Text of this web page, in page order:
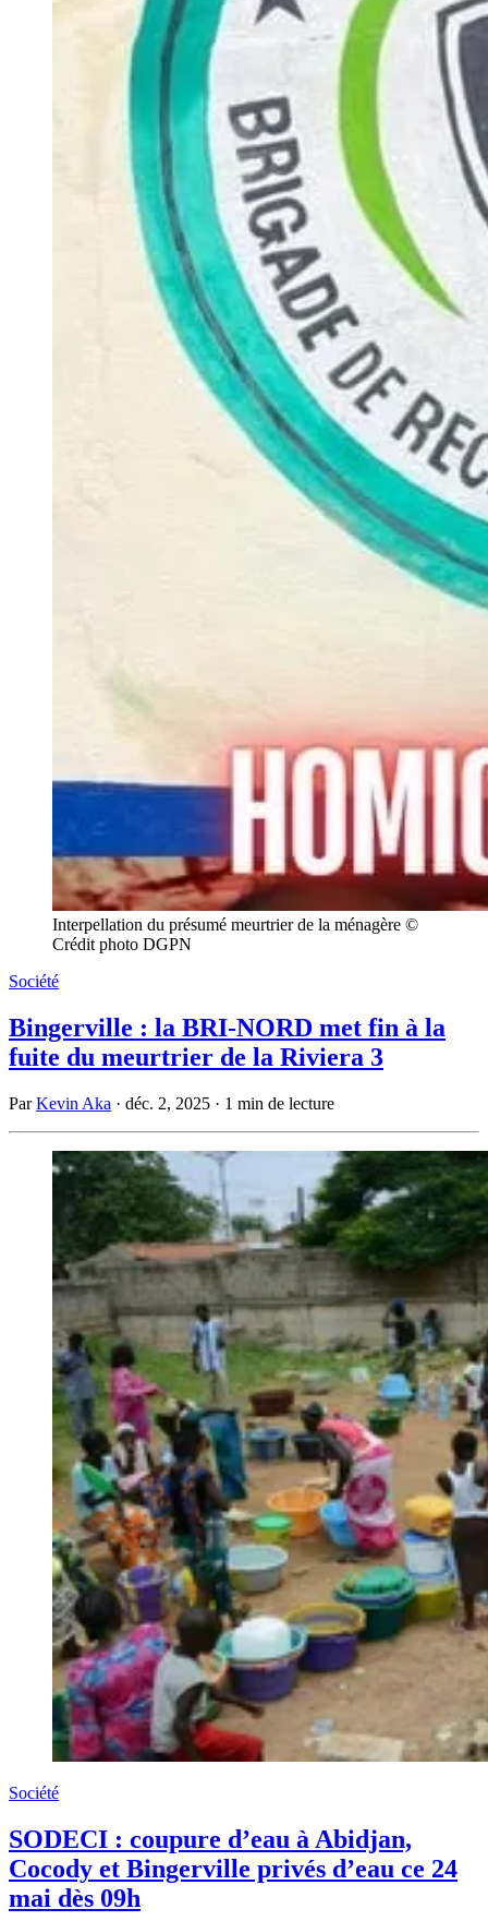
Interpellation du présumé meurtrier de la ménagère ©
Crédit photo DGPN
Société
Bingerville : la BRI-NORD met fin à la
fuite du meurtrier de la Riviera 3
ParKevin Aka · déc. 2, 2025 · 1 min de lecture
Société
SODECI : coupure d’eau à Abidjan,
Cocody et Bingerville privés d’eau ce 24
mai dès 09h